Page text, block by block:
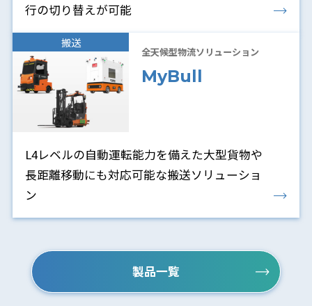
行の切り替えが可能
搬送
全天候型物流ソリューション
MyBull
L4レベルの自動運転能力を備えた大型貨物や
長距離移動にも対応可能な搬送ソリューショ
ン
製品一覧